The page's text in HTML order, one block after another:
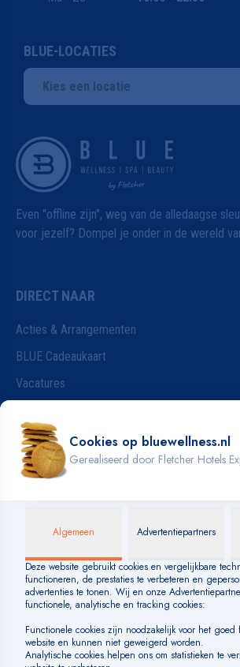
BLUE-LOCATIES
Kies een locatie
Even "offline zijn", weg van de alledaagse
voor jezelf? Dompel je onder in de wereld
DIRECT NAAR
Acties & Arrangementen
BLUE Cadeaukaart
Vacatures
Badkleding
Over BLUE
Veelgestelde vragen